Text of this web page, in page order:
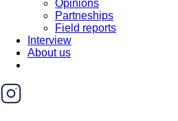
Opinions
Partneships
Field reports
Interview
About us